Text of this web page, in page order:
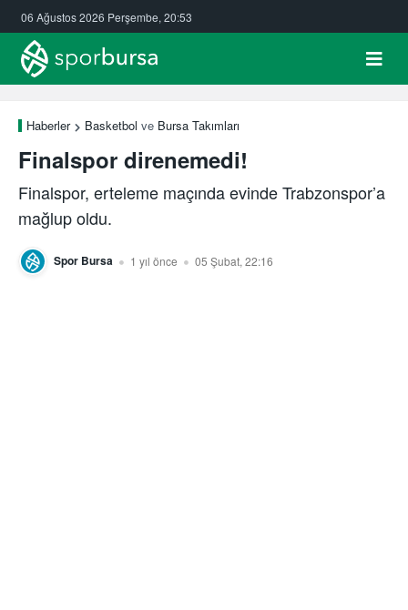
06 Ağustos 2026 Perşembe, 20:53
Haberler Basketbol ve Bursa Takımları
Finalspor direnemedi!
Finalspor, erteleme maçında evinde Trabzonspor’a
mağlup oldu.
Spor Bursa 1 yıl önce 05 Şubat, 22:16